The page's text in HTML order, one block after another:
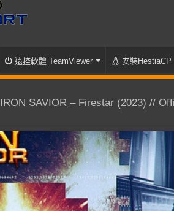
遠控軟體 TeamViewer 安裝HestiaCP
IRON SAVIOR – Firestar (2023) //